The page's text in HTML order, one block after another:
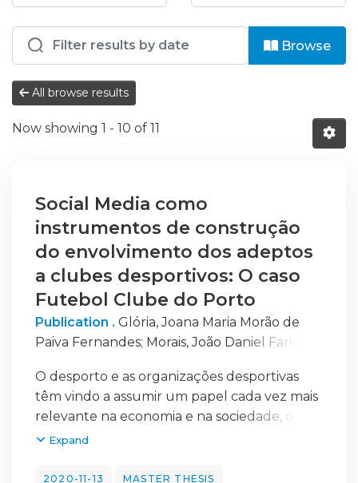
Browse
All browse results
Now showing 1 - 10 of 11
Social Media como
instrumentos de construção
do envolvimento dos adeptos
a clubes desportivos: O caso
Futebol Clube do Porto
Publication . Glória, Joana Maria Morão de
Paiva Fernandes; Morais, João Daniel Faria
O desporto e as organizações desportivas
têm vindo a assumir um papel cada vez mais
relevante na economia e na sociedade, o que
tem propiciado o crescimento do poder
implicando novas estratégias de gestão e de
Expand
2020-11-13 MASTER THESIS